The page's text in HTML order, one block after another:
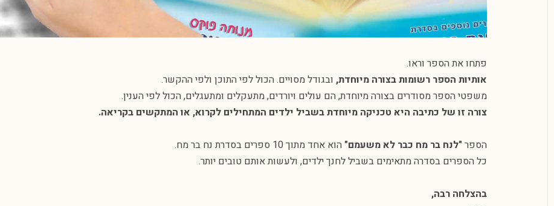
פתחו את הספר וראו.
אותיות הספר רשומות בצורה מיוחדת, ובגודל מסויים. הכול לפי התוכן ולפי ההקשר.
משפטי הספר מסודרים בצורה מיוחדת, הם עולים ויורדים, מתעקלים ומתעגלים, הכול לפי הענין.
צורה זו של כתיבה היא טכניקה מיוחדת בשביל ילדים המתחילים לקרוא, או המתקשים בקריאה.
הספר "לנח בר מח כבר לא משעמם" הוא אחד מתוך 10 ספרים בסדרת נח בר מח.
כל הספרים בסדרה מתאימים בשביל לחנך ילדים, ולעשות אותם טובים יותר.
בהצלחה רבה,